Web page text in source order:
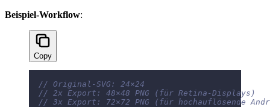
Beispiel-Workflow:
Copy
// Original-SVG: 24×24
// 2x Export: 48×48 PNG (für Retina-Displays)
// 3x Export: 72×72 PNG (für hochauflösende